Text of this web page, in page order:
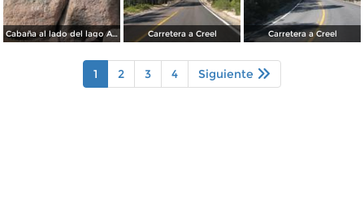
Cabaña al lado del lago Arareko Carretera a Creel Carretera a Creel
1 2 3 4 Siguiente